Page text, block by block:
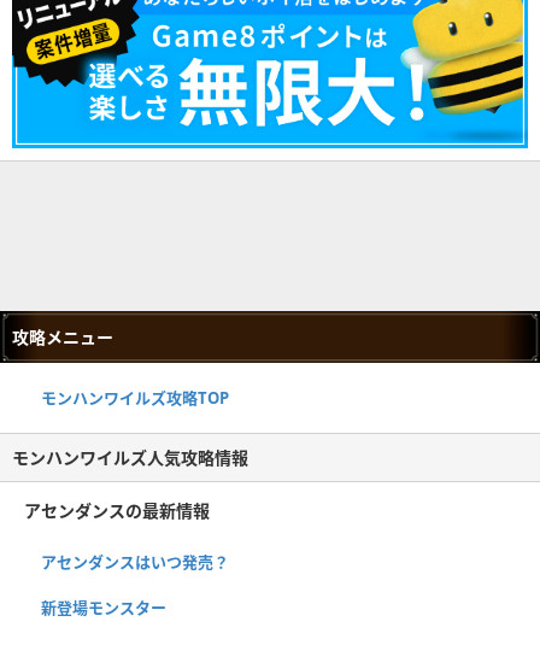
攻略メニュー
モンハンワイルズ攻略TOP
モンハンワイルズ人気攻略情報
アセンダンスの最新情報
アセンダンスはいつ発売？
新登場モンスター